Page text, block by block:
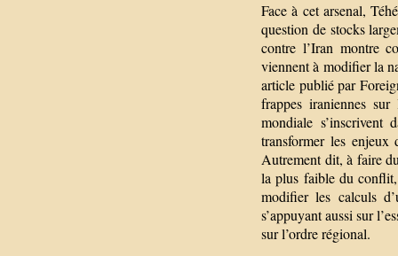
Face à cet arsenal,
question de stocks
contre l’Iran montre
viennent à modifier la
article publié par
frappes iraniennes
mondiale s’inscrivent
transformer les enjeux
Autrement dit, à faire
la plus faible du conflit,
modifier les calculs
s’appuyant aussi sur
sur l’ordre régional.